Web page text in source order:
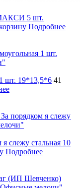
МАКСИ 5 шт.
Подробнее
шт. 19*13,5*6 41
слежу стальная 10
Подробнее